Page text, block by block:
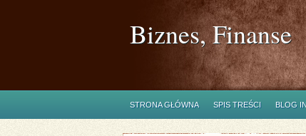
Biznes, Finanse
STRONA GŁÓWNA SPIS TREŚCI BLOG